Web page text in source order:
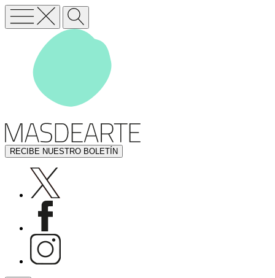
RECIBE NUESTRO BOLETÍN